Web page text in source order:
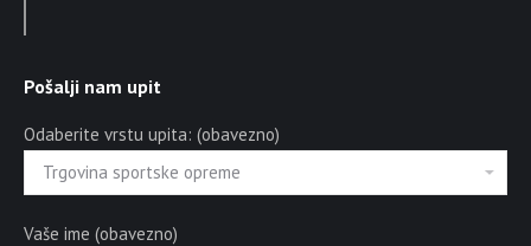
Pošalji nam upit
Odaberite vrstu upita: (obavezno)
Vaše ime (obavezno)